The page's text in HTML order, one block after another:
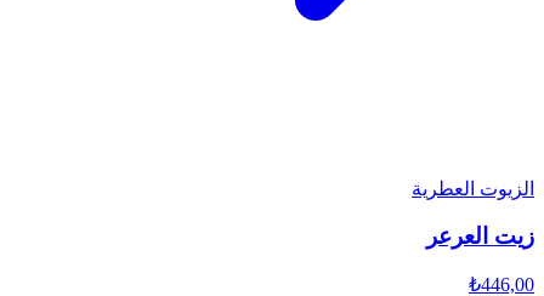
الزيوت العطرية
زيت العرعر
₺446,00